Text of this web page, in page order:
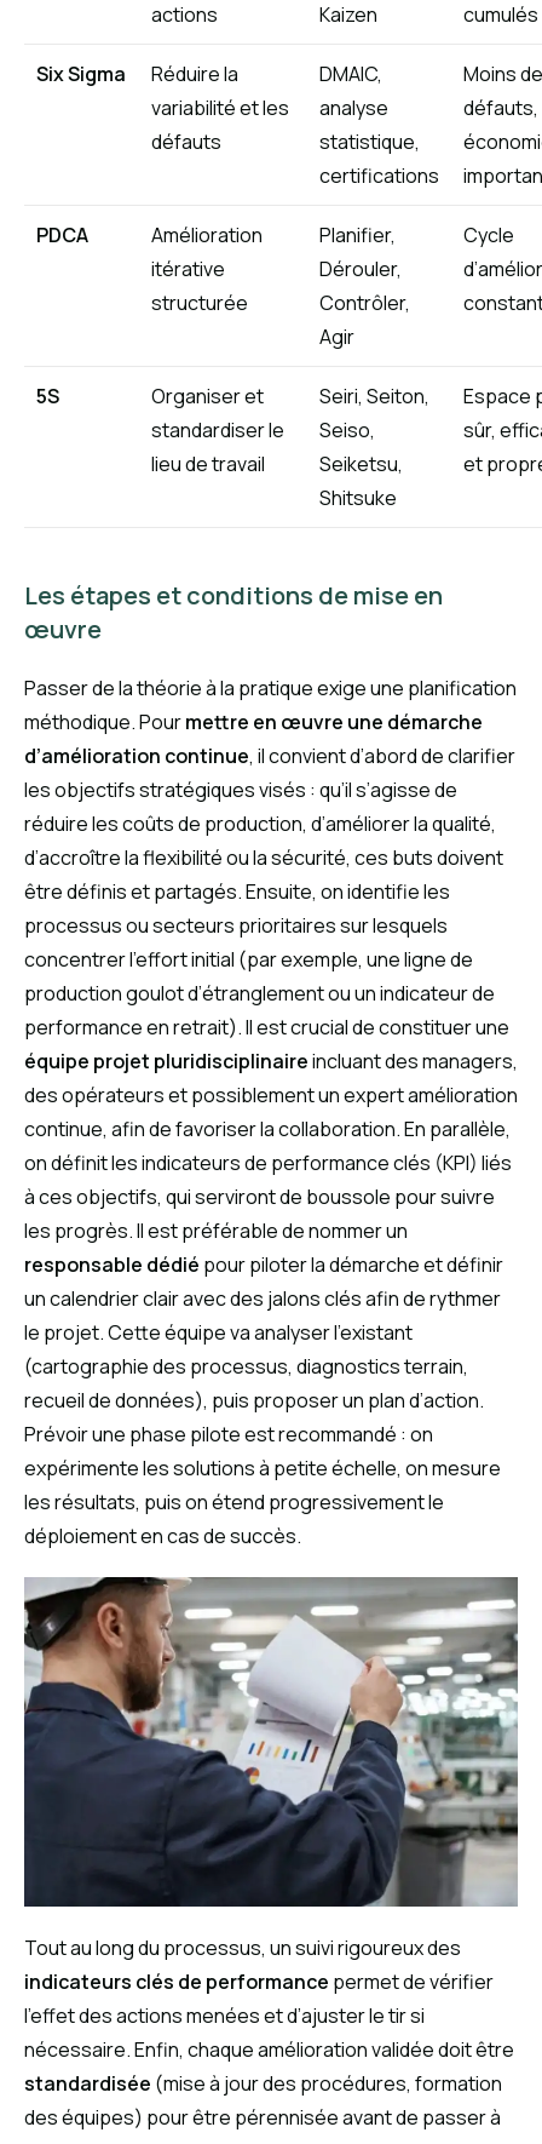
actions
Kaizen
cumulés
Six Sigma
Réduire la
variabilité et les
défauts
DMAIC,
analyse
statistique,
certifications
Moins de
défauts,
PDCA
Amélioration
itérative
structurée
Planifier,
Dérouler,
Contrôler,
Agir
Cycle
5S
Organiser et
standardiser le
lieu de travail
Seiri, Seiton,
Seiso,
Seiketsu,
Shitsuke
Espace
sûr,
et
Les étapes et conditions de mise en
œuvre
Passer de la théorie à la pratique exige une planification
méthodique. Pourmettre en œuvre une démarche
d’amélioration continue, il convient d’abord de clarifier
les objectifs stratégiques visés : qu’il s’agisse de
réduire les coûts de production, d’améliorer la qualité,
d’accroître la flexibilité ou la sécurité, ces buts doivent
être définis et partagés. Ensuite, on identifie les
processus ou secteurs prioritaires sur lesquels
concentrer l’effort initial (par exemple, une ligne de
production goulot d’étranglement ou un indicateur de
performance en retrait). Il est crucial de constituer une
équipe projet pluridisciplinaireincluant des managers,
des opérateurs et possiblement un expert amélioration
continue, afin de favoriser la collaboration. En parallèle,
on définit les indicateurs de performance clés (KPI) liés
à ces objectifs, qui serviront de boussole pour suivre
les progrès. Il est préférable de nommer un
responsable dédié pour piloter la démarche et définir
un calendrier clair avec des jalons clés afin de rythmer
le projet. Cette équipe va analyser l’existant
(cartographie des processus, diagnostics terrain,
recueil de données), puis proposer un plan d’action.
Prévoir une phase pilote est recommandé : on
expérimente les solutions à petite échelle, on mesure
les résultats, puis on étend progressivement le
déploiement en cas de succès.
Tout au long du processus, un suivi rigoureux des
indicateurs clés de performance permet de vérifier
l’effet des actions menées et d’ajuster le tir si
nécessaire. Enfin, chaque amélioration validée doit être
standardisée (mise à jour des procédures, formation
des équipes) pour être pérennisée avant de passer à